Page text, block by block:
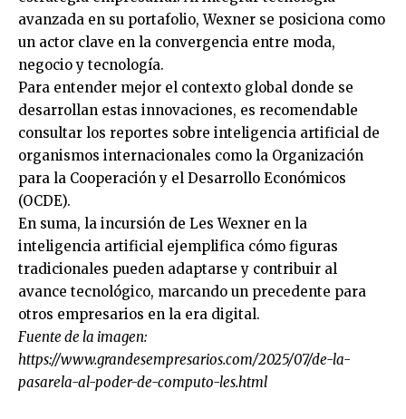
avanzada en su portafolio, Wexner se posiciona como
un actor clave en la convergencia entre moda,
negocio y tecnología.
Para entender mejor el contexto global donde se
desarrollan estas innovaciones, es recomendable
consultar los reportes sobre inteligencia artificial de
organismos internacionales como la Organización
para la Cooperación y el Desarrollo Económicos
(OCDE).
En suma, la incursión de Les Wexner en la
inteligencia artificial ejemplifica cómo figuras
tradicionales pueden adaptarse y contribuir al
avance tecnológico, marcando un precedente para
otros empresarios en la era digital.
Fuente de la imagen:
https://www.grandesempresarios.com/2025/07/de-la-
pasarela-al-poder-de-computo-les.html